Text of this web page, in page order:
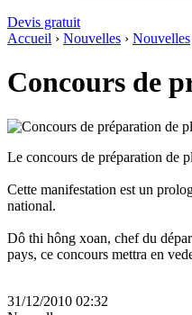
Devis gratuit
Accueil › Nouvelles › Nouvelles
Concours de
Le concours de préparation de
Cette manifestation est un
national.
Dô thi hông xoan, chef du
pays, ce concours mettra en
31/12/2010 02:32